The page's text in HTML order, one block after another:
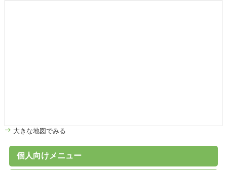
大きな地図でみる
個人向けメニュー